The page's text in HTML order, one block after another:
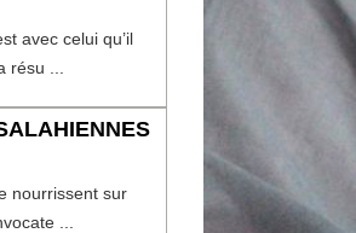
avec celui qu’il
résu ...
nourrissent sur
...